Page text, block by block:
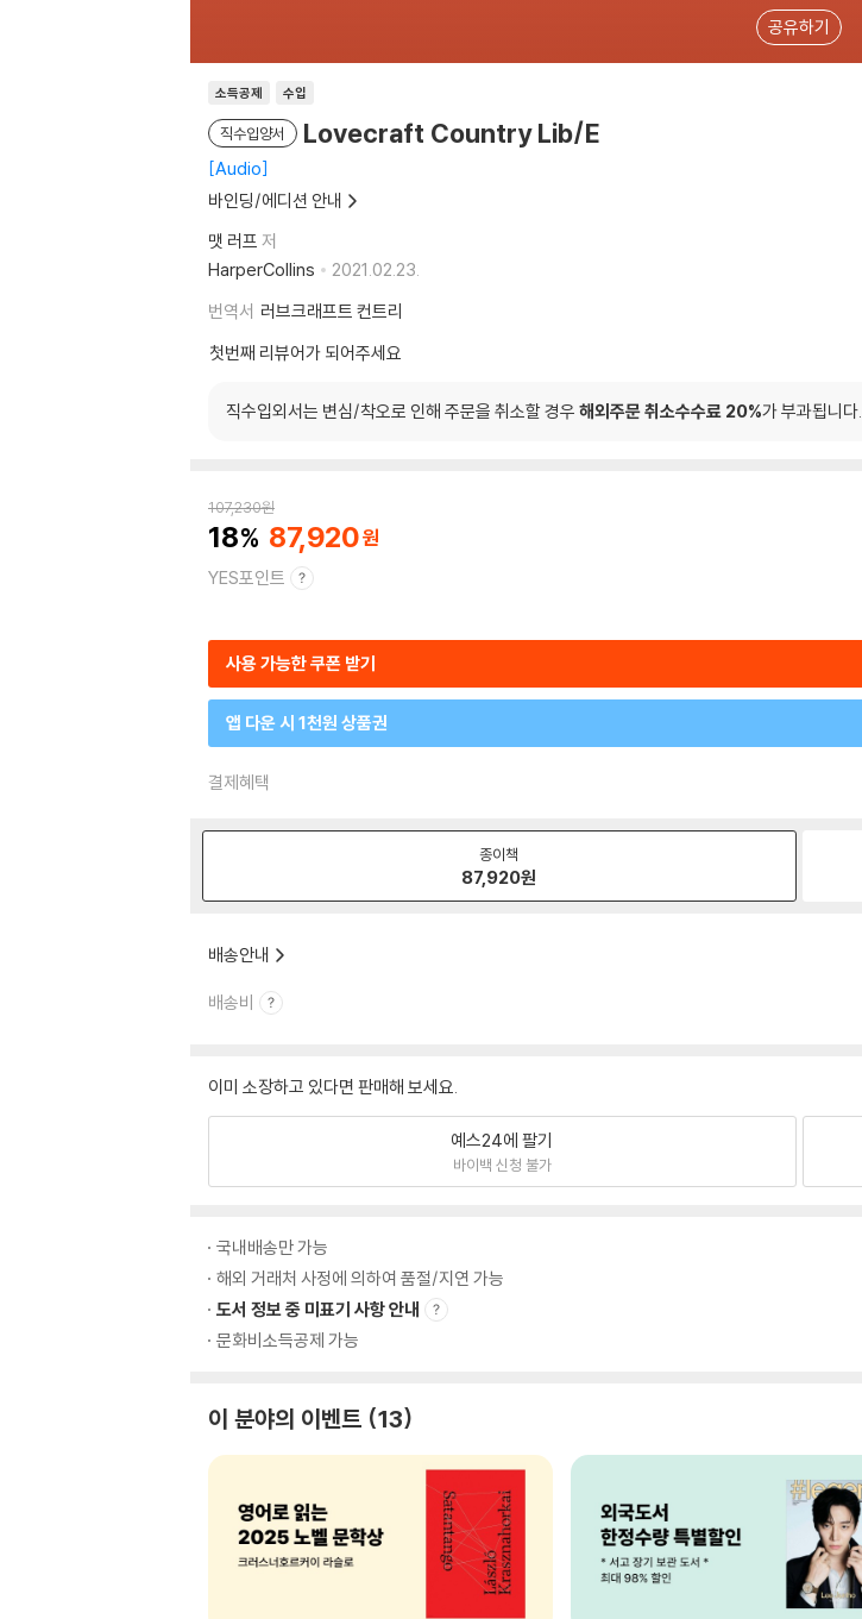
공유하기
소득공제 수입
직수입양서 Lovecraft Country Lib/E
Audio
바인딩/에디션 안내
맷 러프 저
HarperCollins
2021.02.23.
번역서 러브크래프트 컨트리
첫번째 리뷰어가 되어주세요
직수입외서는 변심/착오로 인해 주문을 취소할 경우 해외주문 취소수수료 20%가 부과됩니다.
107,230원
18 87,920
YES포인트
사용 가능한 쿠폰 받기
앱 다운 시 1천원 상품권
결제혜택
종이책
87,920원
배송안내
배송비
이미 소장하고 있다면 판매해 보세요.
예스24에 팔기
바이백 신청 불가
국내배송만 가능
해외 거래처 사정에 의하여 품절/지연 가능
도서 정보 중 미표기 사항 안내
문화비소득공제 가능
이 분야의 이벤트 13